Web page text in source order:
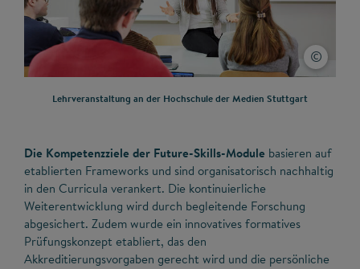
Lehrveranstaltung an der Hochschule der Medien Stuttgart
Die Kompetenzziele der Future-Skills-Module basieren auf
etablierten Frameworks und sind organisatorisch nachhaltig
in den Curricula verankert. Die kontinuierliche
Weiterentwicklung wird durch begleitende Forschung
abgesichert. Zudem wurde ein innovatives formatives
Prüfungskonzept etabliert, das den
Akkreditierungsvorgaben gerecht wird und die persönliche